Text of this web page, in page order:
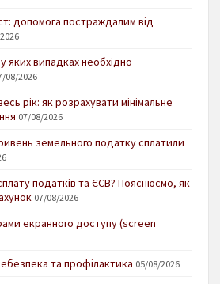
допомога постраждалим від
яких випадках необхідно
08/2026
рік: як розрахувати мінімальне
07/08/2026
земельного податку сплатили
податків та ЄСВ? Пояснюємо, як
07/08/2026
екранного доступу (screen
та профілактика 05/08/2026